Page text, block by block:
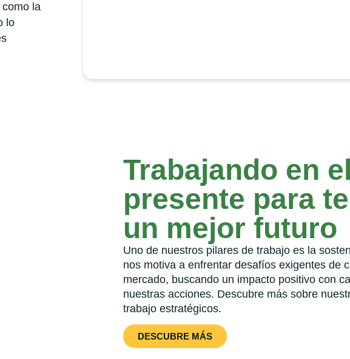
la
lo
Trabajando en el
presente para
un mejor futuro
Uno de nuestros pilares de trabajo es la
nos motiva a enfrentar desafíos exigentes de
mercado, buscando un impacto positivo con
nuestras acciones. Descubre más sobre
trabajo estratégicos.
DESCUBRE MÁS